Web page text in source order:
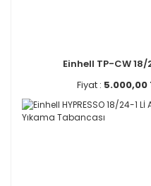
Einhell TP-CW 18/
Fiyat : 5.000,00